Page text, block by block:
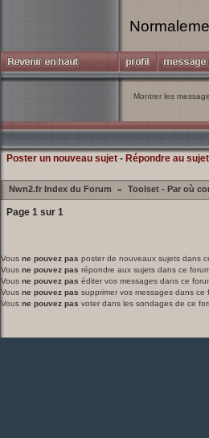
Montrer les
Poster un nouveau sujet- Répondre au sujet
Nwn2.fr Index du Forum » Toolset - Par où
Page 1sur 1
Vous ne pouvez pas poster de nouveaux sujets dans
Vous ne pouvez pas répondre aux sujets dans ce
Vous ne pouvez pas éditer vos messages dans ce
Vous ne pouvez pas supprimer vos messages dans ce
Vous ne pouvez pas voter dans les sondages de ce